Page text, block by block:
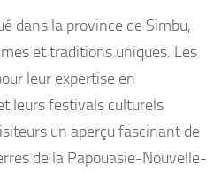
dans la province de Simbu,
et traditions uniques. Les
leur expertise en
leurs festivals culturels
un aperçu fascinant de
de la Papouasie-Nouvelle-